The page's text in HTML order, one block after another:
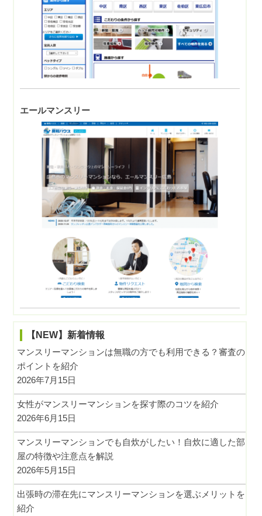
エールマンスリー
【NEW】新着情報
マンスリーマンションは無職の方でも利用できる？審査の
ポイントを紹介
2026年7月15日
女性がマンスリーマンションを探す際のコツを紹介
2026年6月15日
マンスリーマンションでも自炊がしたい！自炊に適した部
屋の特徴や注意点を解説
2026年5月15日
出張時の滞在先にマンスリーマンションを選ぶメリットを
紹介